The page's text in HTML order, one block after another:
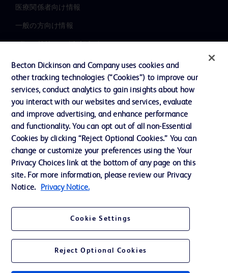
医療関係者向け情報
一般の方向け情報
プレスリリース / お知らせ
インクルージョン、ダイバー
シティ ＆ エクイティ
投資家向け情報（英語）
会社案内
お問い合わせ
Cookie Preferences
プライバシーポリシー
© 2026 BD. All rights reserved. BD and the BD Logo are trademarks of
Becton Dickinson and Company uses cookies and
other tracking technologies (“Cookies”) to improve our
services, conduct analytics to gain insights about how
you interact with our websites and services, evaluate
and improve advertising, and enhance performance
and functionality. You can opt out of all non-Essential
Cookies by clicking “Reject Optional Cookies.” You can
change or customize your preferences using the Your
Privacy Choices link at the bottom of any page on this
site. For more information, please review our Privacy
Notice.
Privacy Notice.
Cookie Settings
Reject Optional Cookies